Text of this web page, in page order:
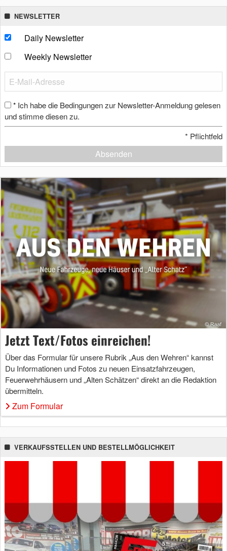
NEWSLETTER
Daily Newsletter
Weekly Newsletter
* Ich habe die Bedingungen zur Newsletter-Anmeldung gelesen
und stimme diesen zu.
* Pflichtfeld
Absenden
Jetzt Text/Fotos einreichen!
Über das Formular für unsere Rubrik „Aus den Wehren“ kannst
Du Informationen und Fotos zu neuen Einsatzfahrzeugen,
Feuerwehrhäusern und „Alten Schätzen“ direkt an die Redaktion
übermitteln.
Zum Formular
VERKAUFSSTELLEN UND BESTELLMÖGLICHKEIT